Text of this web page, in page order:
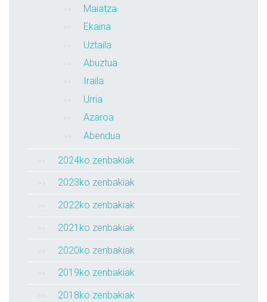
Maiatza
Ekaina
Uztaila
Abuztua
Iraila
Urria
Azaroa
Abendua
2024ko zenbakiak
2023ko zenbakiak
2022ko zenbakiak
2021ko zenbakiak
2020ko zenbakiak
2019ko zenbakiak
2018ko zenbakiak